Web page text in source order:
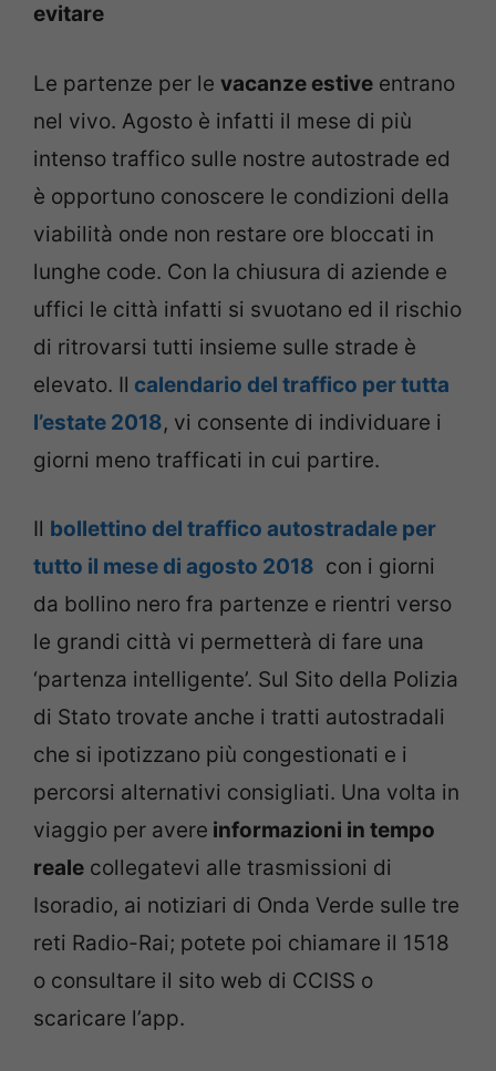
evitare
Le partenze per le vacanze estive entrano
nel vivo. Agosto è infatti il mese di più
intenso traffico sulle nostre autostrade ed
è opportuno conoscere le condizioni della
viabilità onde non restare ore bloccati in
lunghe code. Con la chiusura di aziende e
uffici le città infatti si svuotano ed il rischio
di ritrovarsi tutti insieme sulle strade è
elevato. Il calendario del traffico per tutta
l’estate 2018, vi consente di individuare i
giorni meno trafficati in cui partire.
Il bollettino del traffico autostradale per
tutto il mese di agosto 2018 con i giorni
da bollino nero fra partenze e rientri verso
le grandi città vi permetterà di fare una
‘partenza intelligente’. Sul Sito della Polizia
di Stato trovate anche i tratti autostradali
che si ipotizzano più congestionati e i
percorsi alternativi consigliati. Una volta in
viaggio per avere informazioni in tempo
reale collegatevi alle trasmissioni di
Isoradio, ai notiziari di Onda Verde sulle tre
reti Radio-Rai; potete poi chiamare il 1518
o consultare il sito web di CCISS o
scaricare l’app.